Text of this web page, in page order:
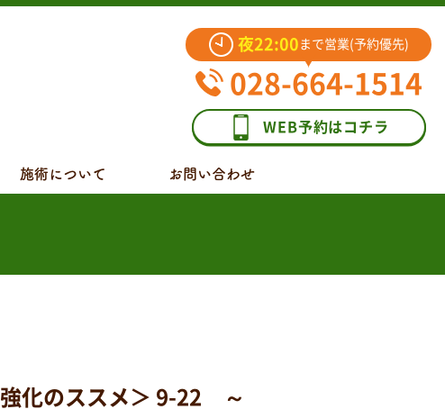
夜22:00 まで営業(予約優先)
028-664-1514
WEB予約はコチラ
施術について お問い合わせ
化のススメ＞ 9-22 ～